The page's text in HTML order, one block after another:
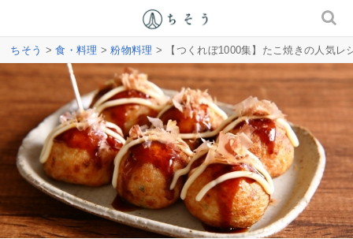
ちそう >食・料理 >粉物料理 > 【つくれぼ1000集】たこ焼きの人気レ